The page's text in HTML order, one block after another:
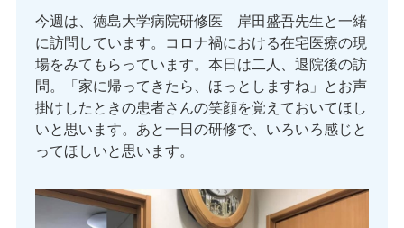
今週は、徳島大学病院研修医 岸田盛吾先生と一緒
に訪問しています。コロナ禍における在宅医療の現
場をみてもらっています。本日は二人、退院後の訪
問。「家に帰ってきたら、ほっとしますね」とお声
掛けしたときの患者さんの笑顔を覚えておいてほし
いと思います。あと一日の研修で、いろいろ感じと
ってほしいと思います。